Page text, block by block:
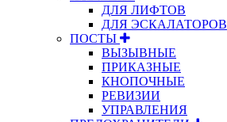
ДЛЯ ЛИФТОВ
ДЛЯ ЭСКАЛАТОРОВ
ПОСТЫ
ВЫЗЫВНЫЕ
ПРИКАЗНЫЕ
КНОПОЧНЫЕ
РЕВИЗИИ
УПРАВЛЕНИЯ